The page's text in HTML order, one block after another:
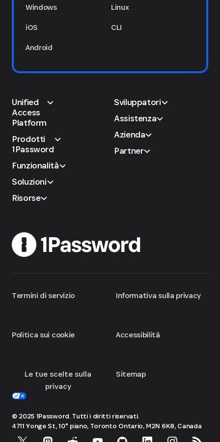
Windows
iOS
Android
Linux
CLI
Unified
Access
Platform
Prodotti
1Password
Funzionalità
Soluzioni
Risorse
Sviluppatori
Assistenza
Azienda
Partner
Termini di servizio
Politica sui cookie
Le tue scelte sulla
privacy
Informativa sulla privacy
Accessibilità
Sitemap
© 2025 1Password. Tutti i diritti riservati.
4711 Yonge St, 10° piano, Toronto Ontario, M2N 6K8, Canada